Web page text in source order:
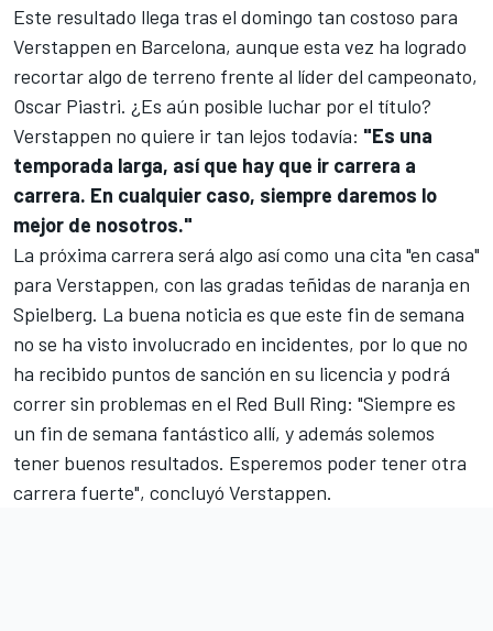
Este resultado llega tras el domingo tan costoso para
Verstappen en Barcelona, aunque esta vez ha logrado
recortar algo de terreno frente al líder del campeonato,
Oscar Piastri. ¿Es aún posible luchar por el título?
Verstappen no quiere ir tan lejos todavía: "Es una
temporada larga, así que hay que ir carrera a
carrera. En cualquier caso, siempre daremos lo
mejor de nosotros."
La próxima carrera será algo así como una cita "en casa"
para Verstappen, con las gradas teñidas de naranja en
Spielberg. La buena noticia es que este fin de semana
no se ha visto involucrado en incidentes, por lo que no
ha recibido puntos de sanción en su licencia y podrá
correr sin problemas en el Red Bull Ring: "Siempre es
un fin de semana fantástico allí, y además solemos
tener buenos resultados. Esperemos poder tener otra
carrera fuerte", concluyó Verstappen.